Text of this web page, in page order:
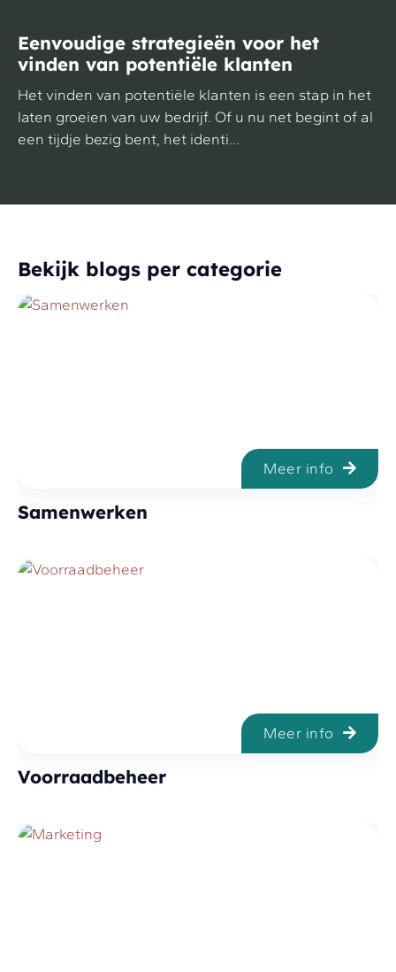
Eenvoudige strategieën voor het
vinden van potentiële klanten
Het vinden van potentiële klanten is een stap in het
laten groeien van uw bedrijf. Of u nu net begint of al
een tijdje bezig bent, het identi...
Bekijk blogs per categorie
Meer info
Samenwerken
Meer info
Voorraadbeheer